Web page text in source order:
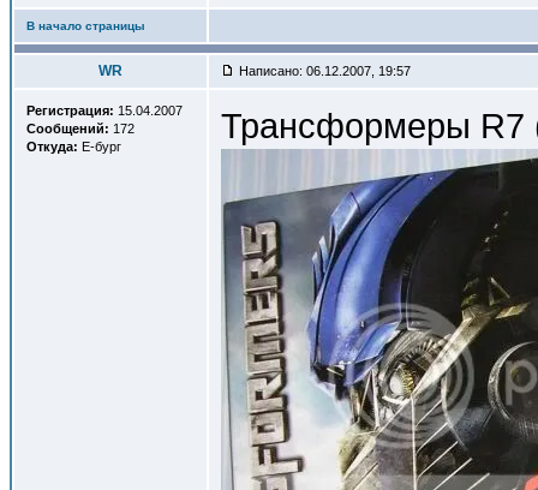
В начало страницы
WR Написано: 06.12.2007, 19:57
Регистрация: 15.04.2007
Сообщений: 172
Откуда: Е-бург
Трансформеры R7